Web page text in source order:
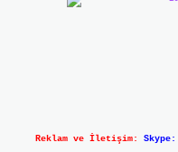
Reklam ve İletişim: